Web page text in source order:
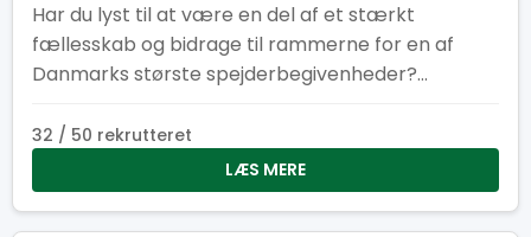
Har du lyst til at være en del af et stærkt
fællesskab og bidrage til rammerne for en af
Danmarks største spejderbegivenheder?
medhjælpere til flere perioder før, under og efter
lejren. Uanset om du kan være med i få dage eller
i en længere periode, er din indsats afgørende for,
32 / 50 rekrutteret
LÆS MERE